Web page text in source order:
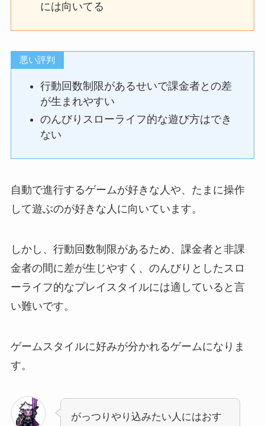
には向いてる
悪い評判
行動回数制限があるせいで課金者との差
が生まれやすい
のんびりスローライフ的な遊び方はでき
ない
自動で進行するゲームが好きな人や、たまに操作
して遊ぶのが好きな人に向いています。
しかし、行動回数制限があるため、課金者と非課
金者の間に差が生じやすく、のんびりとしたスロ
ーライフ的なプレイスタイルには適していると言
い難いです。
ゲームスタイルに好みが分かれるゲームになりま
す。
がっつりやり込みたい人にはおす